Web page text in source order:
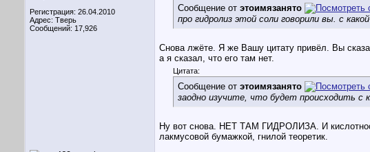
Регистрация: 26.04.2010
Адрес: Тверь
Сообщений: 17,926
Сообщение от этоимязанято
про гидролиз этой соли говорили вы. с
Снова лжёте. Я же Вашу цитату привёл. Вы
а я сказал, что его там нет.
Цитата:
Сообщение от этоимязанято
заодно изучите, что будет происходить
Ну вот снова. НЕТ ТАМ ГИДРОЛИЗА. И
лакмусовой бумажкой, гнилой теоретик.